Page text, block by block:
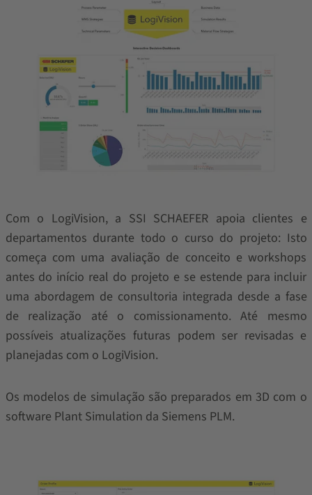
Com o LogiVision, a SSI SCHAEFER apoia clientes e
departamentos durante todo o curso do projeto: Isto
começa com uma avaliação de conceito e workshops
antes do início real do projeto e se estende para incluir
uma abordagem de consultoria integrada desde a fase
de realização até o comissionamento. Até mesmo
possíveis atualizações futuras podem ser revisadas e
planejadas com o LogiVision.
Os modelos de simulação são preparados em 3D com o
software Plant Simulation da Siemens PLM.